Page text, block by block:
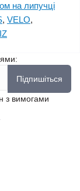
на липучці
, VELO,
Підпишіться
з вимогами